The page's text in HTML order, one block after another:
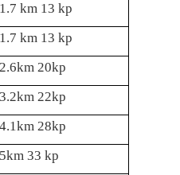
1.7 km 13 kp
1.7 km 13 kp
2.6km 20kp
3.2km 22kp
4.1km 28kp
5km 33 kp